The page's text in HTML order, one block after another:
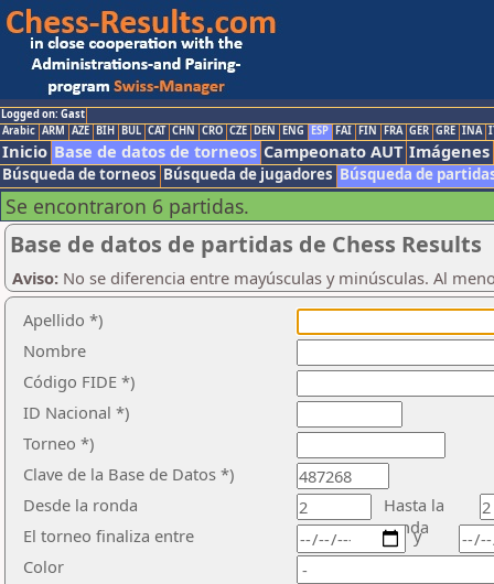
Logged on: Gast
Arabic ARM AZE BIH BUL CAT CHN CRO CZE DEN ENG ESP FAI FIN FRA GER GRE INA
Inicio Base de datos de torneos Campeonato AUT Imágenes
Búsqueda de torneos Búsqueda de jugadores Búsqueda de
Se encontraron 6 partidas.
Base de datos de partidas de Chess Results
Aviso: No se diferencia entre mayúsculas y minúsculas. Al
Apellido *)
Nombre
Código FIDE *)
ID Nacional *)
Torneo *)
Clave de la Base de Datos *)
Desde la ronda
Hasta la
ronda
El torneo finaliza entre
Color
y